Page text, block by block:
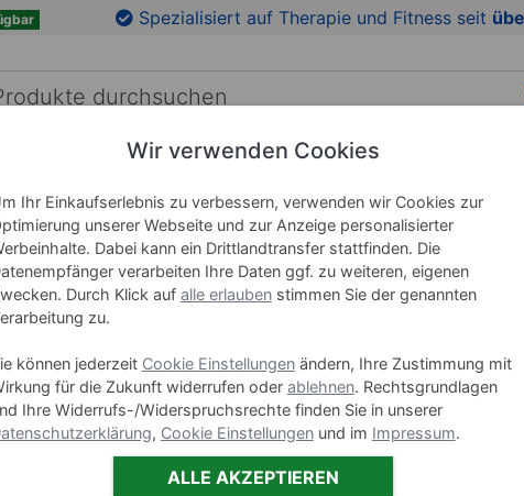
Zu den Produktbildern springen
Spezialisiert auf Therapie und Fitness seit
Urgofoam,
1,90 €
Wir verwenden Cookies
Ihr Einkaufserlebnis zu verbessern, verwenden wir Cookies zur
unserer Webseite und zur Anzeige personalisierter
Dabei kann ein Drittlandtransfer stattfinden. Die
verarbeiten Ihre Daten ggf. zu weiteren, eigenen
Durch Klick auf alle erlaubenstimmen Sie der genannten
zu.
können jederzeit Cookie Einstellungenändern, Ihre Zustimmung mit
für die Zukunft widerrufen oder ablehnen. Rechtsgrundlagen
Ihre Widerrufs-/Widerspruchsrechte finden Sie in unserer
, Cookie Einstellungenund im Impressum.
ALLE AKZEPTIEREN